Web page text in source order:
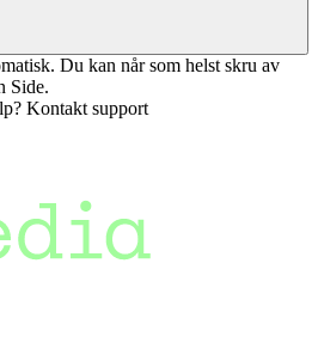
Du kan når som helst skru av
Side.
Kontakt support